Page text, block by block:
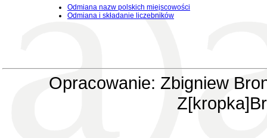
Odmiana nazw polskich miejscowości
Odmiana i składanie liczebników
Opracowanie: Zbigniew